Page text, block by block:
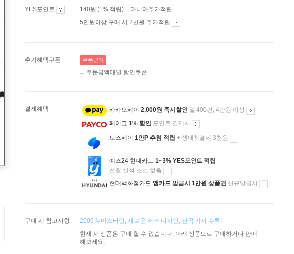
YES포인트
140원 (1% 적립) + 마니아추가적립
5만원이상 구매 시 2천원 추가적립
추가혜택쿠폰 쿠폰받기
주문금액대별 할인쿠폰
결제혜택 카카오페이 2,000원 즉시할인 일 400건, 4만원 이상
페이코 1% 할인 포인트 결제시
토스페이 1만P 추첨 적립 + 생애첫결제 3천원
예스24 현대카드 1~3% YES포인트 적립
전월 실적 조건 없음
현대백화점카드 앱카드 발급시 1만원 상품권 신규발급시
구매 시 참고사항
2009 뉴마스터링, 새로운 커버 디자인, 전곡 가사 수록!
현재 새 상품은 구매 할 수 없습니다. 아래 상품으로 구매하거나 판매
해보세요.